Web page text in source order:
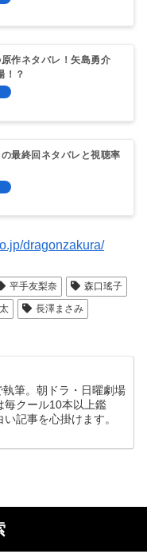
原作ネタバレ！矢島勇介
！？
の最終回ネタバレと視聴率
dragonzakura/
平手友梨奈
森口瑤子
長澤まさみ
筆。朝ドラ・日曜劇場
毎クール10本以上鑑
記事を心掛けます。